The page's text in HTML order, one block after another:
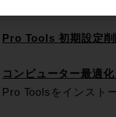
Pro Tools 初期設定削
コンピューター最適
Pro Toolsをインスト